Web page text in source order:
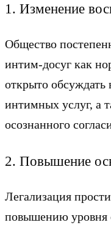
1. Изменение
Общество
интим-досуг как
открыто
интимных услуг, а
осознанного
2. Повышение
Легализация
повышению уровня